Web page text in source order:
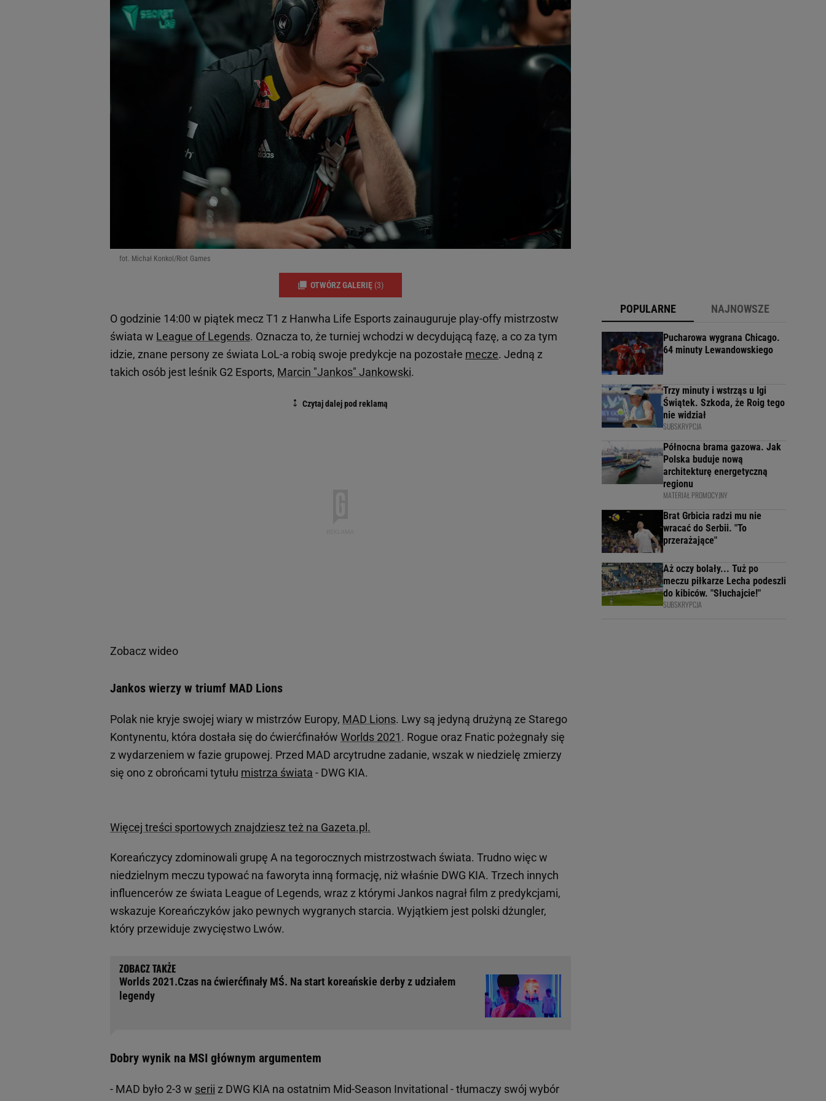
fot. Michał Konkol/Riot Games
OTWÓRZ GALERIĘ (3)
O godzinie 14:00 w piątek mecz T1 z Hanwha Life Esports zainauguruje play-offy mistrzostw
świata w League of Legends. Oznacza to, że turniej wchodzi w decydującą fazę, a co za tym
idzie, znane persony ze świata LoL-a robią swoje predykcje na pozostałe mecze. Jedną z
takich osób jest leśnik G2 Esports, Marcin "Jankos" Jankowski.
Zobacz wideo
Jankos wierzy w triumf MAD Lions
Polak nie kryje swojej wiary w mistrzów Europy, MAD Lions. Lwy są jedyną drużyną ze Starego
Kontynentu, która dostała się do ćwierćfinałów Worlds 2021. Rogue oraz Fnatic pożegnały się
z wydarzeniem w fazie grupowej. Przed MAD arcytrudne zadanie, wszak w niedzielę zmierzy
się ono z obrońcami tytułu mistrza świata - DWG KIA.
Więcej treści sportowych znajdziesz też na Gazeta.pl.
Koreańczycy zdominowali grupę A na tegorocznych mistrzostwach świata. Trudno więc w
niedzielnym meczu typować na faworyta inną formację, niż właśnie DWG KIA. Trzech innych
influencerów ze świata League of Legends, wraz z którymi Jankos nagrał film z predykcjami,
wskazuje Koreańczyków jako pewnych wygranych starcia. Wyjątkiem jest polski dżungler,
który przewiduje zwycięstwo Lwów.
Worlds 2021.Czas na ćwierćfinały MŚ. Na start koreańskie derby z udziałem
legendy
Dobry wynik na MSI głównym argumentem
- MAD było 2-3 w serii z DWG KIA na ostatnim Mid-Season Invitational - tłumaczy swój wybór
POPULARNE NAJNOWSZE
Pucharowa wygrana Chicago.
64 minuty Lewandowskiego
Trzy minuty i wstrząs u Igi
Świątek. Szkoda, że Roig tego
nie widział
SUBSKRYPCJA
Północna brama gazowa. Jak
Polska buduje nową
architekturę energetyczną
regionu
MATERIAŁ PROMOCYJNY
Brat Grbicia radzi mu nie
wracać do Serbii. "To
przerażające"
Aż oczy bolały... Tuż po
meczu piłkarze Lecha podeszli
do kibiców. "Słuchajcie!"
SUBSKRYPCJA